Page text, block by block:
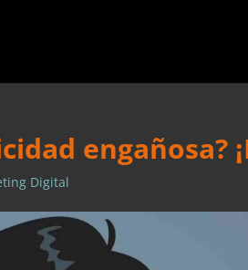
engañosa?
Digital